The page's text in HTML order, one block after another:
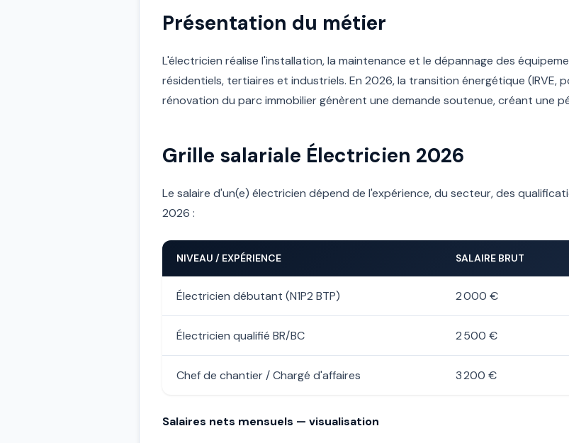
Présentation du métier
L'électricien réalise l'installation, la maintenance et le dépannage des
résidentiels, tertiaires et industriels. En 2026, la transition énergétique (IRVE,
rénovation du parc immobilier génèrent une demande soutenue, créant une
Grille salariale Électricien 2026
Le salaire d'un(e) électricien dépend de l'expérience, du secteur, des
2026 :
NIVEAU / EXPÉRIENCE SALAIRE BRUT
Électricien débutant (N1P2 BTP) 2 000 €
Électricien qualifié BR/BC 2 500 €
Chef de chantier / Chargé d'affaires 3 200 €
Salaires nets mensuels — visualisation